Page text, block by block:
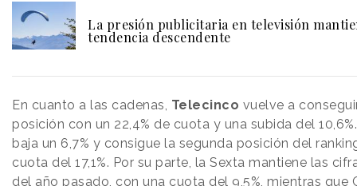
La presión publicitaria en televisión
tendencia descendente
En cuanto a las cadenas, Telecinco vuelve a
posición con un 22,4% de cuota y una subida del
baja un 6,7% y consigue la segunda posición del
cuota del 17,1%. Por su parte, la Sexta mantiene las
del año pasado, con una cuota del 9,5%, mientras que